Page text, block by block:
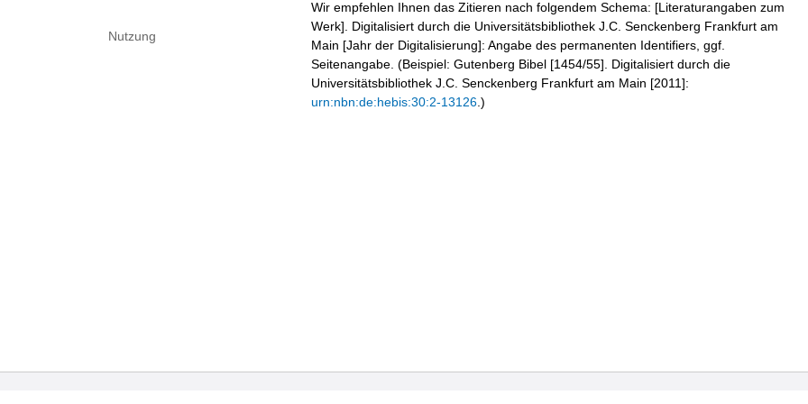
Nutzung
Wir empfehlen Ihnen das Zitieren nach folgendem Schema: [Literaturangaben zum
Werk]. Digitalisiert durch die Universitätsbibliothek J.C. Senckenberg Frankfurt am
Main [Jahr der Digitalisierung]: Angabe des permanenten Identifiers, ggf.
Seitenangabe. (Beispiel: Gutenberg Bibel [1454/55]. Digitalisiert durch die
Universitätsbibliothek J.C. Senckenberg Frankfurt am Main [2011]:
urn:nbn:de:hebis:30:2-13126 .)